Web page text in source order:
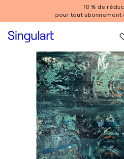
10 % de
pour tout abonnement